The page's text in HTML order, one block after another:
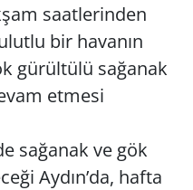
saatlerinden
bir havanın
gürültülü sağanak
etmesi
sağanak ve gök
Aydın’da, hafta